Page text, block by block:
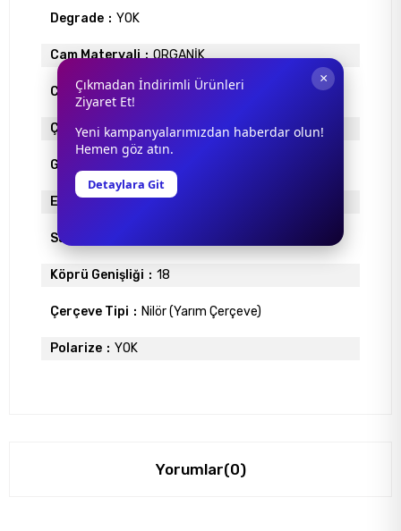
Degrade YOK
Cam Materyali ORGANİK
Cam Rengi YEŞİL
Çerçeve Materyali METAL
Gövde Rengi
Ekartman 55
Sap Uzunlugu
Köprü Genişliği 18
Çerçeve Tipi Nilör (Yarım Çerçeve)
Polarize YOK
Yorumlar(0)
×
Çıkmadan İndirimli Ürünleri
Ziyaret Et!
Yeni kampanyalarımızdan haberdar olun!
Hemen göz atın.
Detaylara Git